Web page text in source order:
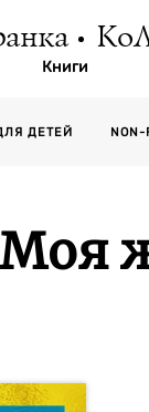
Книги
ДЕТЕЙ NON-
Моя